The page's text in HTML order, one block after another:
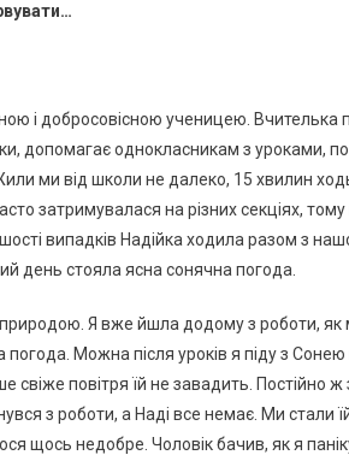
і добросовісною ученицею. Вчителька
допомагає однокласникам з уроками,
ми від школи не далеко, 15 хвилин
затримувалася на різних секціях, тому
випадків Надійка ходила разом з
день стояла ясна сонячна погода.
Я вже йшла додому з роботи, як
Можна після уроків я піду з Сонею
свіже повітря їй не завадить. Постійно
з роботи, а Наді все немає. Ми стали
щось недобре. Чоловік бачив, як я